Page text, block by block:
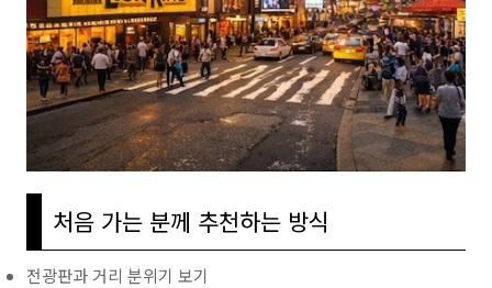
처음 가는 분께 추천하는 방식
전광판과 거리 분위기 보기